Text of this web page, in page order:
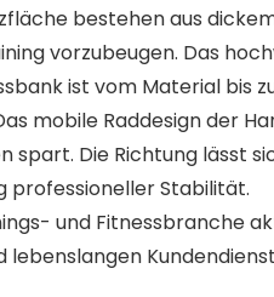
bestehen aus
vorzubeugen. Das
ist vom Material bis
Das mobile Raddesign
Die Richtung lässt
professioneller Stabilität.
und Fitnessbranche